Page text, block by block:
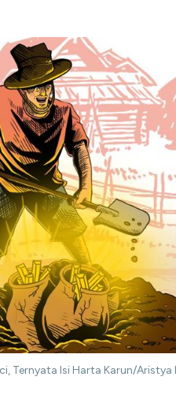
Ternyata Isi Harta Karun/Aristya